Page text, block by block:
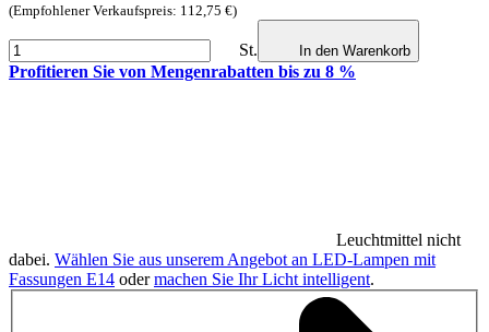
(Empfohlener Verkaufspreis: 112,75 €)
St. In den Warenkorb
Profitieren Sie von Mengenrabatten bis zu 8 %
Leuchtmittel nicht
dabei. Wählen Sie aus unserem Angebot an LED-Lampen mit
Fassungen E14 odermachen Sie Ihr Licht intelligent.